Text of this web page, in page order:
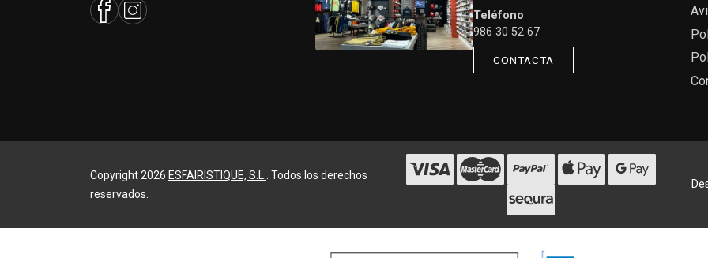
Teléfono
986 30 52 67
CONTACTA
Copyright 2026 ESFAIRISTIQUE, S.L.
. Todos los derechos
reservados.